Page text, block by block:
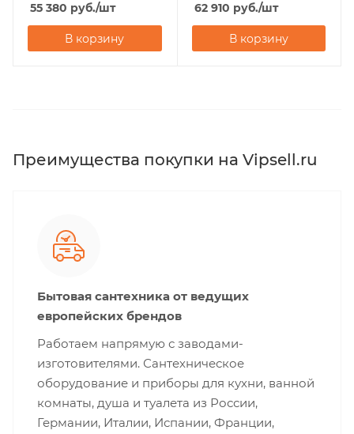
55 380 руб./шт
В корзину
62 910 руб./шт
В корзину
Преимущества покупки на Vipsell.ru
Бытовая сантехника от ведущих
европейских брендов
Работаем напрямую с заводами-
изготовителями. Сантехническое
оборудование и приборы для кухни, ванной
комнаты, душа и туалета из России,
Германии, Италии, Испании, Франции,